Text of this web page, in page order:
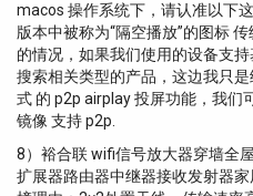
macos 操作系统下，请认准以下
版本中被称为“隔空播放”的图标
的情况，如果我们使用的设备支
搜索相关类型的产品，这边我只
式 的 p2p airplay 投屏功能，我们
镜像 支持 p2p.
8）裕合联 wifi信号放大器穿墙全
扩展器路由器中继器接收发射器